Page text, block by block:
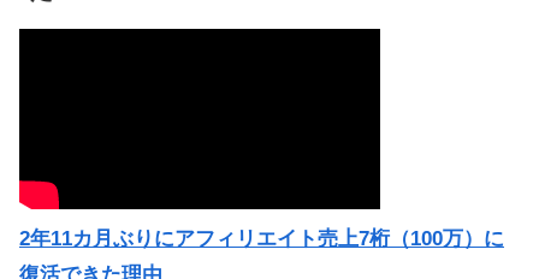
2年11カ月ぶりにアフィリエイト売上7桁（100万）に